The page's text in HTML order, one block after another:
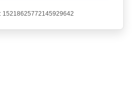
15218625772145929642